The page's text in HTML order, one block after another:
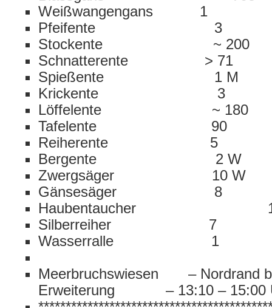
Weißwangengans 1
Pfeifente 3
Stockente ~ 200
Schnatterente > 71
Spießente 1 M
Krickente 3
Löffelente ~ 180
Tafelente 90
Reiherente 5
Bergente 2 W
Zwergsäger 10 W
Gänsesäger 8
Haubentaucher
Silberreiher 7
Wasserralle 1
Meerbruchswiesen – Nordrand
Erweiterung – 13:10 – 15:00